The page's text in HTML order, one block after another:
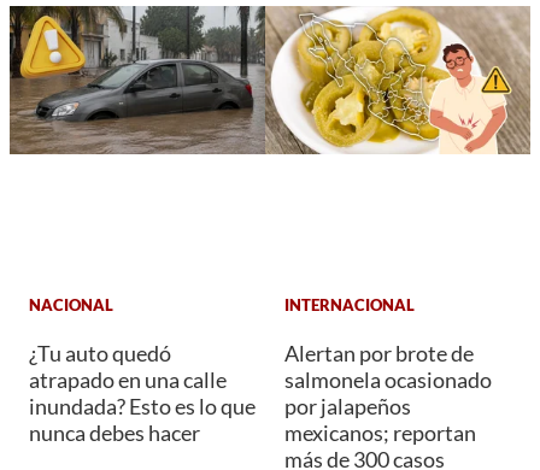
NACIONAL
¿Tu auto quedó
atrapado en una calle
inundada? Esto es lo que
nunca debes hacer
INTERNACIONAL
Alertan por brote de
salmonela ocasionado
por jalapeños
mexicanos; reportan
más de 300 casos